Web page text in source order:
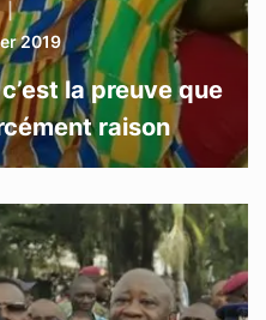
2019
la preuve que
raison